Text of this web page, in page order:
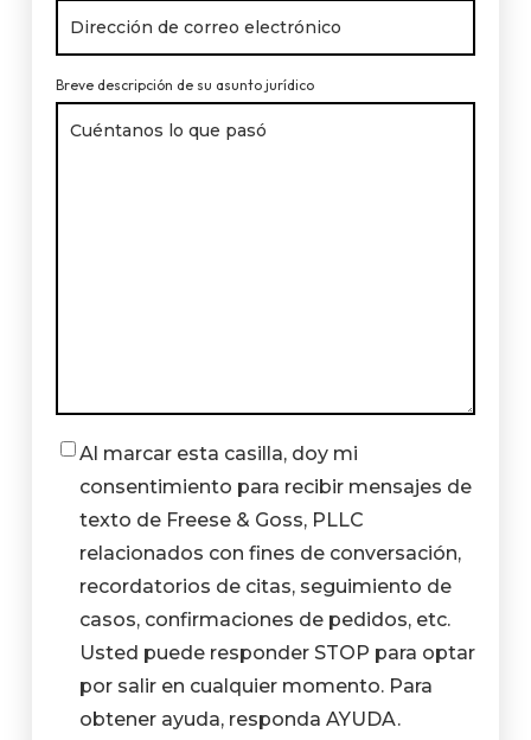
Breve descripción de su asunto jurídico
Casilla
verificación
Al marcar esta casilla, doy mi
consentimiento para recibir mensajes de
texto de Freese & Goss, PLLC
relacionados con fines de conversación,
recordatorios de citas, seguimiento de
casos, confirmaciones de pedidos, etc.
Usted puede responder STOP para optar
por salir en cualquier momento. Para
obtener ayuda, responda AYUDA.